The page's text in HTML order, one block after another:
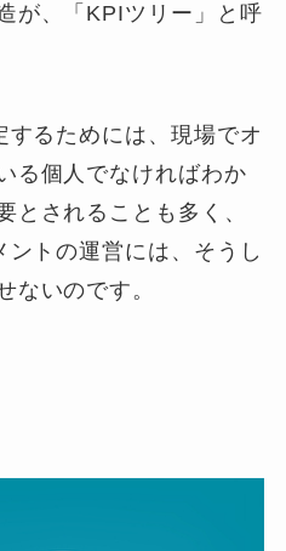
が、「KPIツリー」と呼
るためには、現場でオ
る個人でなければわか
とされることも多く、
トの運営には、そうし
ないのです。